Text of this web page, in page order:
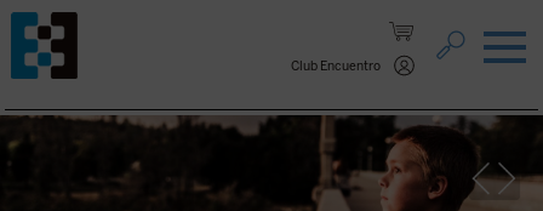
Club Encuentro
Saltar al contenido.